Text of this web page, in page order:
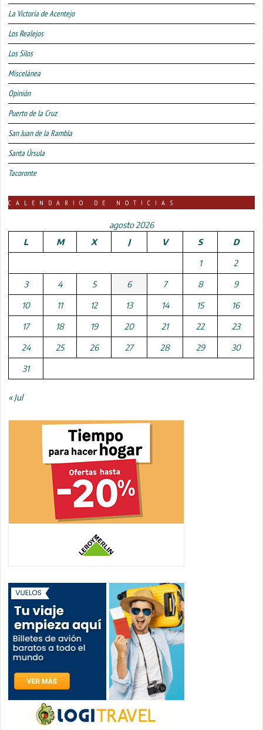
La Victoria de Acentejo
Los Realejos
Los Silos
Miscelánea
Opinión
Puerto de la Cruz
San Juan de la Rambla
Santa Úrsula
Tacoronte
CALENDARIO DE NOTICIAS
agosto 2026
L
M X J V S D
1 2
3 4 5 6 7 8 9
10 11 12 13 14 15 16
17 18 19 20 21 22 23
24 25 26 27 28 29 30
31
« Jul